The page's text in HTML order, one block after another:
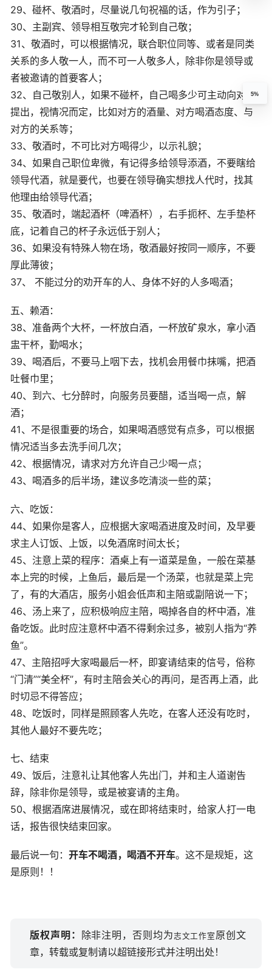
29、碰杯、敬酒时，尽量说几句祝福的话，作为引子；
30、主副宾、领导相互敬完才轮到自己敬；
31、敬酒时，可以根据情况，联合职位同等、或者是同类
关系的多人敬一人，而不可一人敬多人，除非你是领导或
者被邀请的首要客人；
32、自己敬别人，如果不碰杯，自己喝多少可主动向对方
提出，视情况而定，比如对方的酒量、对方喝酒态度、与
对方的关系等；
33、敬酒时，不可比对方喝得少，以示礼貌；
34、如果自己职位卑微，有记得多给领导添酒，不要瞎给
领导代酒，就是要代，也要在领导确实想找人代时，找其
他理由给领导代酒；
35、敬酒时，端起酒杯（啤酒杯），右手扼杯、左手垫杯
底，记着自己的杯子永远低于别人；
36、如果没有特殊人物在场，敬酒最好按同一顺序，不要
厚此薄彼；
37、 不能过分的劝开车的人、身体不好的人多喝酒；
五、赖酒：
38、准备两个大杯，一杯放白酒，一杯放矿泉水，拿小酒
盅干杯，勤喝水；
39、喝酒后，不要马上咽下去，找机会用餐巾抹嘴，把酒
吐餐巾里；
40、到六、七分醉时，向服务员要醋，适当喝一点，解
酒；
41、不是很重要的场合，如果喝酒感觉有点多，可以根据
情况适当多去洗手间几次；
42、根据情况，请求对方允许自己少喝一点；
43、喝酒多的后半场，建议多吃清淡一些的菜；
六、吃饭：
44、如果你是客人，应根据大家喝酒进度及时间，及早要
求主人订饭、上饭，以免酒席时间太长；
45、注意上菜的程序：酒桌上有一道菜是鱼，一般在菜基
本上完的时候，上鱼后，最后是一个汤菜，也就是菜上完
了，有的大酒店，服务小姐会低声和主陪或副陪说一下；
46、汤上来了，应积极响应主陪，喝掉各自的杯中酒，准
备吃饭。此时应注意杯中酒不得剩余过多，被别人指为“养
鱼”。
47、主陪招呼大家喝最后一杯，即宴请结束的信号，俗称
“门清”“美全杯”，有时主陪会关心的再问，是否再上酒，此
时切忌不得答应；
48、吃饭时，同样是照顾客人先吃，在客人还没有吃时，
其他人最好不要先吃；
七、结束
49、饭后，注意礼让其他客人先出门，并和主人道谢告
辞，除非你是领导，或是被宴请的主角。
50、根据酒席进展情况，或在即将结束时，给家人打一电
话，报告很快结束回家。
最后说一句： 开车不喝酒，喝酒不开车。这不是规矩，这
是原则！！
版权声明： 除非注明，否则均为志文工作室 原创文
章，转载或复制请以超链接形式并注明出处！
5%